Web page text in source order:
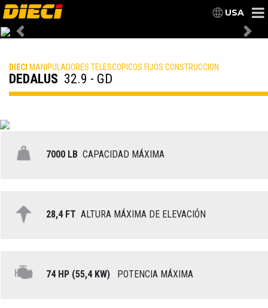
USA
Previous
DIECI MANIPULADORES TELESCOPICOS FIJOS CONSTRUCCION
DEDALUS 32.9 - GD
7000 LB CAPACIDAD MÁXIMA
28,4 FT ALTURA MÁXIMA DE ELEVACIÓN
74 HP (55,4 KW) POTENCIA MÁXIMA